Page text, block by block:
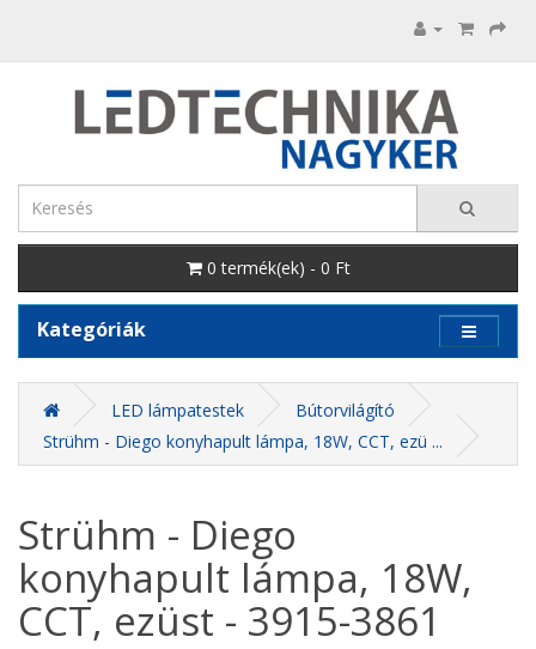
0 termék(ek) - 0 Ft
Kategóriák
LED lámpatestek
Bútorvilágító
Strühm - Diego konyhapult lámpa, 18W, CCT, ezü ...
Strühm - Diego
konyhapult lámpa, 18W,
CCT, ezüst - 3915-3861